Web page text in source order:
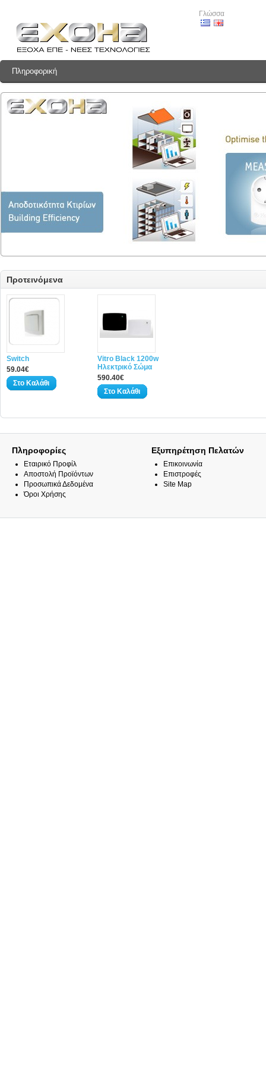
Γλώσσα
Πληροφορική
Προτεινόμενα
Switch
59.04€
Στο Καλάθι
Vitro Black 1200w
Ηλεκτρικό Σώμα
590.40€
Στο Καλάθι
Πληροφορίες
Εταιρικό Προφίλ
Αποστολή Προϊόντων
Προσωπικά Δεδομένα
Όροι Χρήσης
Εξυπηρέτηση Πελατών
Επικοινωνία
Επιστροφές
Site Map